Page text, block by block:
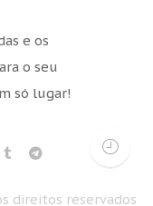
e os
o seu
só lugar!
direitos reservados